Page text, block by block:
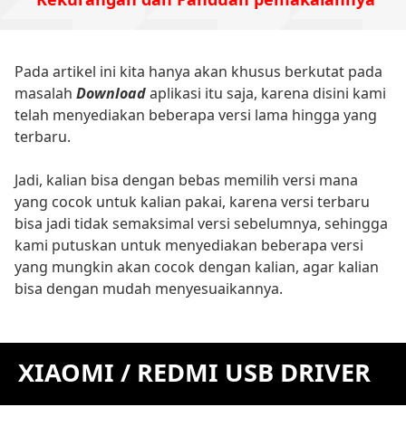
Pada artikel ini kita hanya akan khusus berkutat pada
masalah Downloadaplikasi itu saja, karena disini kami
telah menyediakan beberapa versi lama hingga yang
terbaru.
Jadi, kalian bisa dengan bebas memilih versi mana
yang cocok untuk kalian pakai, karena versi terbaru
bisa jadi tidak semaksimal versi sebelumnya, sehingga
kami putuskan untuk menyediakan beberapa versi
yang mungkin akan cocok dengan kalian, agar kalian
bisa dengan mudah menyesuaikannya.
XIAOMI / REDMI USB DRIVER